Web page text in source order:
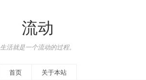
流动
生活就是一个流动的过程。
首页 关于本站